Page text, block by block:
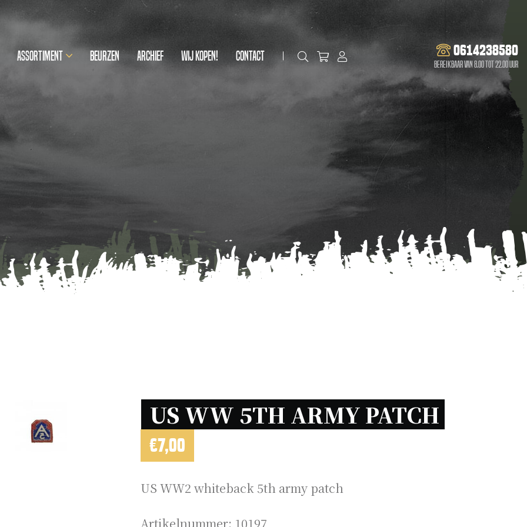
0614238580
Bereikbaar van 8.00 tot 22.00 uur
Assortiment Beurzen Archief Wij kopen! Contact
US WW 5TH ARMY PATCH
€7,00
US WW2 whiteback 5th army patch
Artikelnummer: 10197